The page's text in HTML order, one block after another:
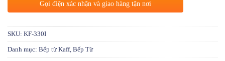
Gọi điện xác nhận và giao hàng tận nơi
SKU: KF-330I
Danh mục: Bếp từ Kaff, Bếp Từ